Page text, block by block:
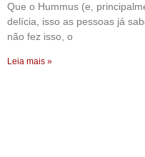
Que o Hummus (e,
delícia, isso as pessoas já
não fez isso, o
Leia mais »